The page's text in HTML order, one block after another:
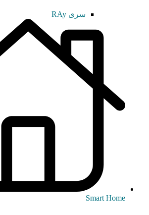
سری RAy
Smart Home